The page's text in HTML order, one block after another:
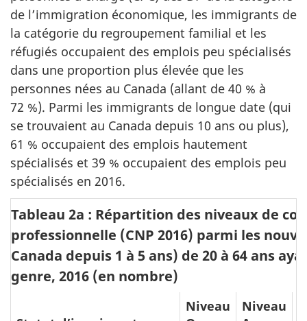
de l’immigration économique, les immigrants de
la catégorie du regroupement familial et les
réfugiés occupaient des emplois peu spécialisés
dans une proportion plus élevée que les
personnes nées au Canada (allant de 40 % à
72 %). Parmi les immigrants de longue date (qui
se trouvaient au Canada depuis 10 ans ou plus),
61 % occupaient des emplois hautement
spécialisés et 39 % occupaient des emplois peu
spécialisés en 2016.
Tableau 2a : Répartition des niveaux de
professionnelle (CNP 2016) parmi les
Canada depuis 1 à 5 ans) de 20 à 64 ans
genre, 2016 (en nombre)
Niveau
Niveau